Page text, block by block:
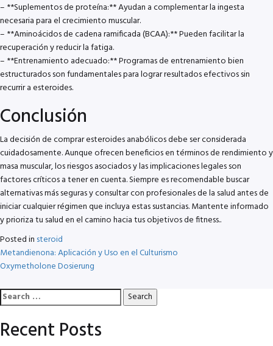
– **Suplementos de proteína:** Ayudan a complementar la ingesta
necesaria para el crecimiento muscular.
– **Aminoácidos de cadena ramificada (BCAA):** Pueden facilitar la
recuperación y reducir la fatiga.
– **Entrenamiento adecuado:** Programas de entrenamiento bien
estructurados son fundamentales para lograr resultados efectivos sin
recurrir a esteroides.
Conclusión
La decisión de comprar esteroides anabólicos debe ser considerada
cuidadosamente. Aunque ofrecen beneficios en términos de rendimiento y
masa muscular, los riesgos asociados y las implicaciones legales son
factores críticos a tener en cuenta. Siempre es recomendable buscar
alternativas más seguras y consultar con profesionales de la salud antes de
iniciar cualquier régimen que incluya estas sustancias. Mantente informado
y prioriza tu salud en el camino hacia tus objetivos de fitness..
Posted in steroid
Post
navigation
Metandienona: Aplicación y Uso en el Culturismo
Oxymetholone Dosierung
Search
for:
Recent Posts